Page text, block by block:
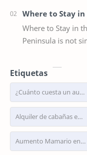
Where to Stay
Where to Stay in the
Peninsula is not
Etiquetas
¿Cuánto cuesta un aumento mamario en Argentina 2025?
Alquiler de cabañas en Villa Traful
Aumento Mamario en Buenos Aires